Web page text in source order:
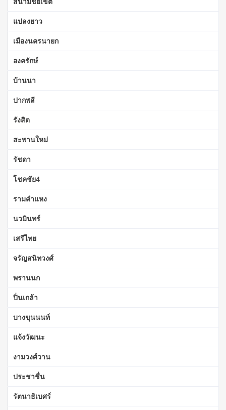
แปลงยาว
เมืองนครนายก
องครักษ์
บ้านนา
ปากพลี
รังสิต
สะพานใหม่
รัชดา
โชคชัย4
รามคำแหง
นวมินทร์
เสรีไทย
จรัญสนิทวงศ์
พรานนก
ปิ่นเกล้า
บางขุนนนท์
แจ้งวัฒนะ
งามวงศ์วาน
ประชาชื่น
รัตนาธิเบศร์